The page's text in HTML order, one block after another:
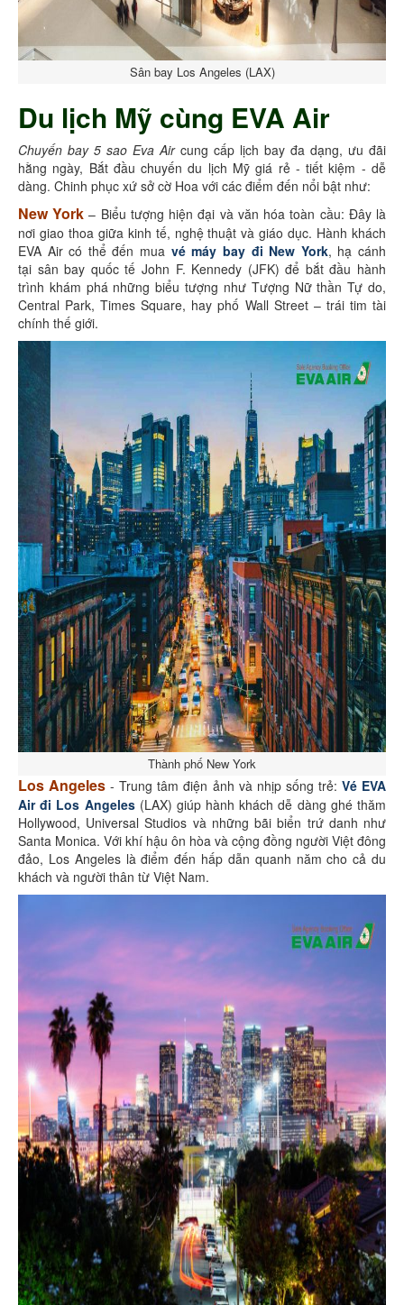
Sân bay Los Angeles (LAX)
Du lịch Mỹ cùng EVA Air
Chuyến bay 5 sao Eva Aircung cấp lịch bay đa dạng, ưu đãi
hằng ngày, Bắt đầu chuyến du lịch Mỹ giá rẻ - tiết kiệm - dễ
dàng. Chinh phục xứ sở cờ Hoa với các điểm đến nổi bật như:
New York – Biểu tượng hiện đại và văn hóa toàn cầu: Đây là
nơi giao thoa giữa kinh tế, nghệ thuật và giáo dục. Hành khách
EVA Air có thể đến mua vé máy bay đi New York, hạ cánh
tại sân bay quốc tế John F. Kennedy (JFK) để bắt đầu hành
trình khám phá những biểu tượng như Tượng Nữ thần Tự do,
Central Park, Times Square, hay phố Wall Street – trái tim tài
chính thế giới.
Thành phố New York
Los Angeles - Trung tâm điện ảnh và nhịp sống trẻ: Vé EVA
Air đi Los Angeles(LAX) giúp hành khách dễ dàng ghé thăm
Hollywood, Universal Studios và những bãi biển trứ danh như
Santa Monica. Với khí hậu ôn hòa và cộng đồng người Việt đông
đảo, Los Angeles là điểm đến hấp dẫn quanh năm cho cả du
khách và người thân từ Việt Nam.